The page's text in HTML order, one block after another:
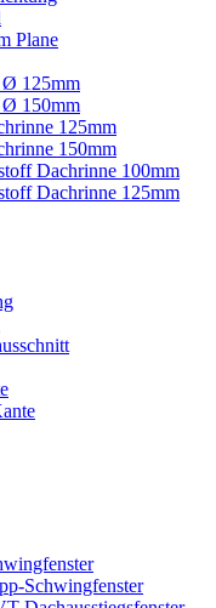
Plane
125mm
150mm
125mm
150mm
Dachrinne 100mm
Dachrinne 125mm
Schwingfenster